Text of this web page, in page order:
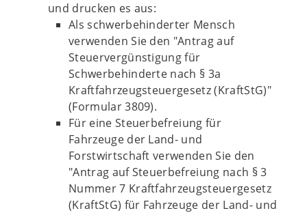
und drucken es aus:
Als schwerbehinderter Mensch
verwenden Sie den "Antrag auf
Steuervergünstigung für
Schwerbehinderte nach § 3a
Kraftfahrzeugsteuergesetz (KraftStG)"
(Formular 3809).
Für eine Steuerbefreiung für
Fahrzeuge der Land- und
Forstwirtschaft verwenden Sie den
"Antrag auf Steuerbefreiung nach § 3
Nummer 7 Kraftfahrzeugsteuergesetz
(KraftStG) für Fahrzeuge der Land- und